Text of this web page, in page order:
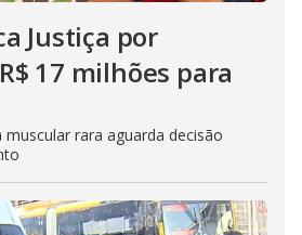
Justiça por
17 milhões para
rara aguarda decisão